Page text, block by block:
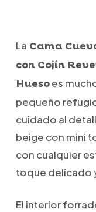
La Cama
con Cojín
Huesoes
pequeño
cuidado al
beige con mini
con cualquier
toque delicado
El interior